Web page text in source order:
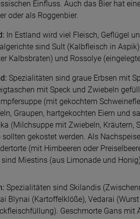
Einfluss. Auch das Bier hat
oder als Roggenbier.
In Estland wird viel Fleisch, Geflügel
sind Sult (Kalbfleisch in
Kalbsbraten) und Rossolye
Spezialitäten sind graue Erbsen mit
mit Speck und Zwiebeln
(mit gekochtem
Graupen, hartgekochten Eiern und
(Milchsuppe mit Zwiebeln, Kräutern,
sollten gekostet werden. Als
(mit Himbeeren oder
sind Miestins (aus Limonade und
Spezialitäten sind Skilandis
Blynai (Kartoffelklöße), Vedarai
Geschmorte Gans